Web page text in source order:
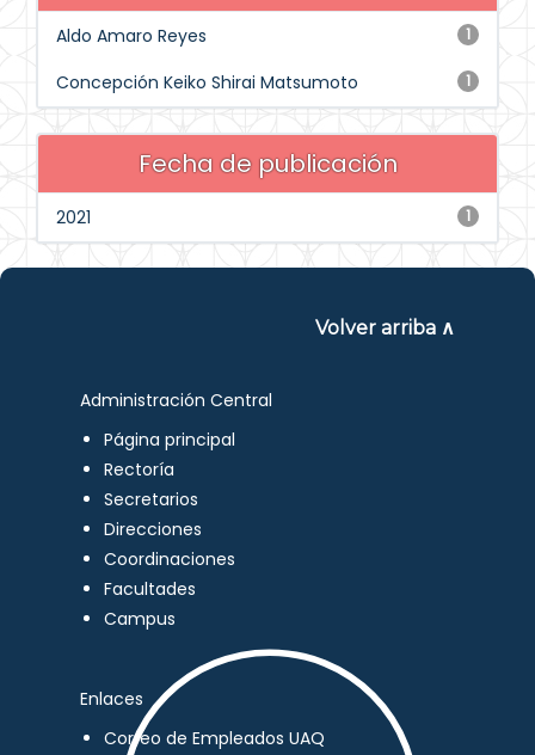
1
Aldo Amaro Reyes
1
Concepción Keiko Shirai Matsumoto
Fecha de publicación
1
2021
Volver arriba ∧
Administración Central
Página principal
Rectoría
Secretarios
Direcciones
Coordinaciones
Facultades
Campus
Enlaces
Correo de Empleados UAQ